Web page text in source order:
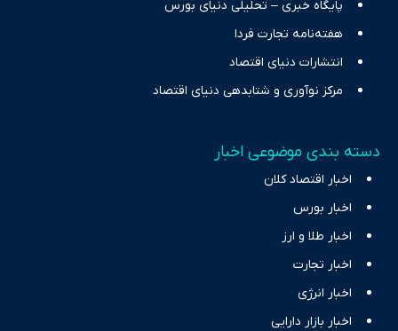
پایگاه خبری – تحلیلی دنیای بورس
هفته‌نامه تجارت فردا
انتشارات دنیای اقتصاد
مرکز نوآوری و شتابدهی دنیای اقتصاد
دسته بندی موضوعی اخبار
اخبار اقتصاد کلان
اخبار بورس
اخبار طلا و ارز
اخبار تجارت
اخبار انرژی
اخبار بازار دارایی